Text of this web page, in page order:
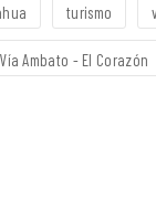
turismo
Vía Ambato - El Corazón